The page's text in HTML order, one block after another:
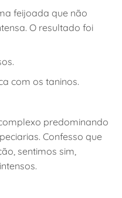
feijoada que não
O resultado foi
com os taninos.
predominando
Confesso que
sentimos sim,